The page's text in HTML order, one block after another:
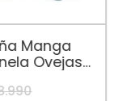
Manga
Ovejas
.990